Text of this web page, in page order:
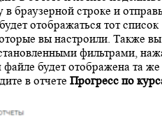
браузерной строке и
отображаться тот список
вы настроили. Также вы
фильтрами,
будет отображена та же
в отчете Прогресс по